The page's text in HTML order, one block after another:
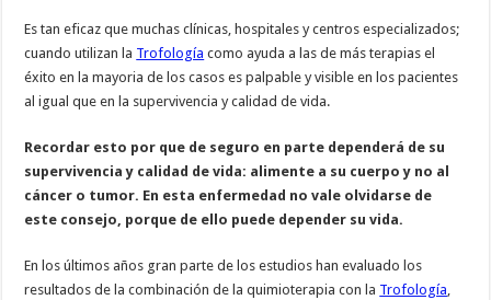
Es tan eficaz que muchas clínicas, hospitales y centros especializados;
cuando utilizan la Trofología como ayuda a las de más terapias el
éxito en la mayoria de los casos es palpable y visible en los pacientes
al igual que en la supervivencia y calidad de vida.
Recordar esto por que de seguro en parte dependerá de su
supervivencia y calidad de vida: alimente a su cuerpo y no al
cáncer o tumor. En esta enfermedad no vale olvidarse de
este consejo, porque de ello puede depender su vida.
En los últimos años gran parte de los estudios han evaluado los
resultados de la combinación de la quimioterapia con la Trofología,